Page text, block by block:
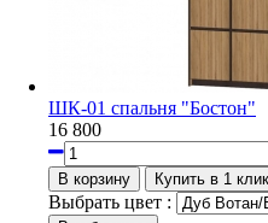
ШК-01 спальня "Бостон"
16 800
Выбрать цвет :